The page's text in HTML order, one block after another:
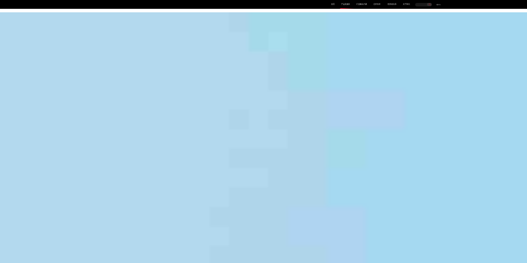
首页 产品及服务 行业解决方案 合作伙伴 投资者关系 关于我们 中EN